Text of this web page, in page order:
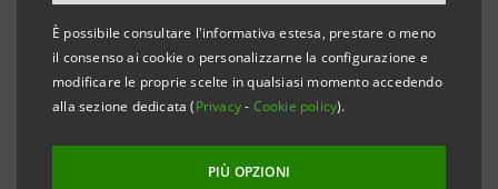
È possibile consultare l'informativa estesa, prestare o meno
il consenso ai cookie o personalizzarne la configurazione e
modificare le proprie scelte in qualsiasi momento accedendo
alla sezione dedicata (Privacy- Cookie policy).
PIÙ OPZIONI
Banca Intesa, a BNP Paribas Investment Services,
controllata di BNP Paribas operante a Miami. Il
perfezionamento dell’operazione è atteso nel terzo
trimestre 2004, subordinatamente alle necessarie
autorizzazioni.